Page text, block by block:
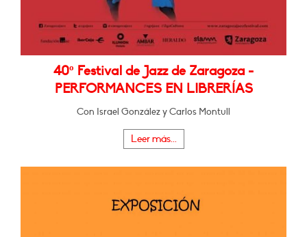
40º Festival de Jazz de Zaragoza -
PERFORMANCES EN LIBRERÍAS
Con Israel González y Carlos Montull
Leer más...